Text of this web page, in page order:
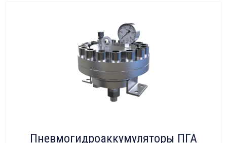
Пневмогидроаккумуляторы ПГА